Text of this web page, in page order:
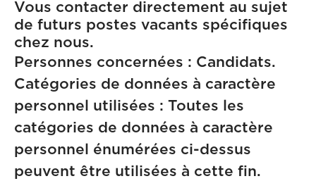
Vous contacter directement au sujet
de futurs postes vacants spécifiques
chez nous.
Personnes concernées : Candidats.
Catégories de données à caractère
personnel utilisées : Toutes les
catégories de données à caractère
personnel énumérées ci-dessus
peuvent être utilisées à cette fin.